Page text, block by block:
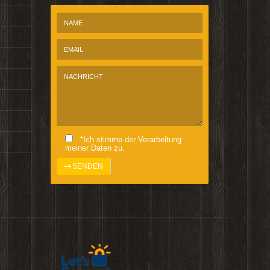
*Ich stimme der Verarbeitung
meiner Daten zu.